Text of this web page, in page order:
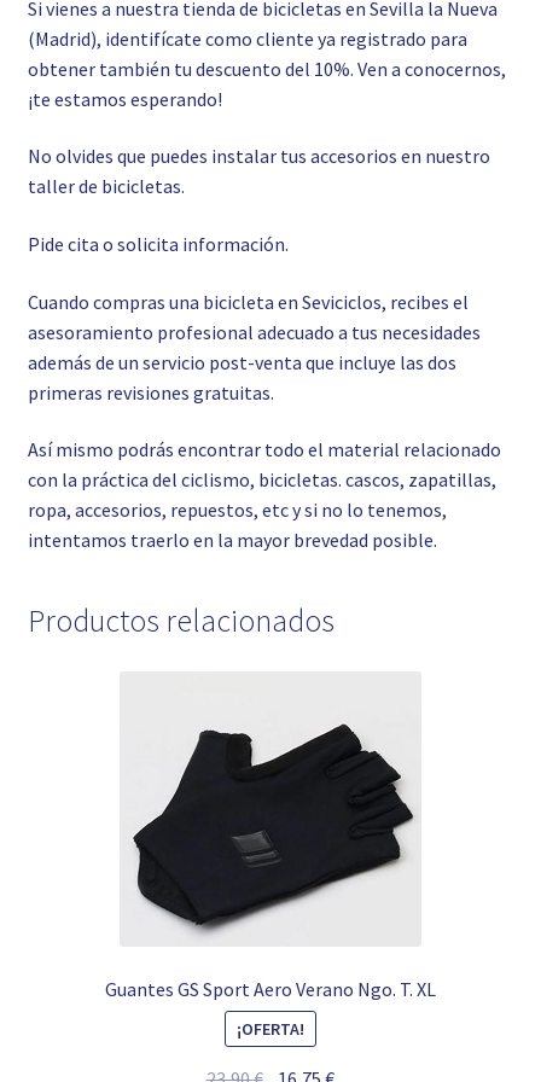
Si vienes a nuestra tienda de bicicletas en Sevilla la Nueva
(Madrid), identifícate como cliente ya registrado para
obtener también tu descuento del 10%. Ven a conocernos,
¡te estamos esperando!
No olvides que puedes instalar tus accesorios en nuestro
taller de bicicletas.
Pide cita o solicita información.
Cuando compras una bicicleta en Seviciclos, recibes el
asesoramiento profesional adecuado a tus necesidades
además de un servicio post-venta que incluye las dos
primeras revisiones gratuitas.
Así mismo podrás encontrar todo el material relacionado
con la práctica del ciclismo, bicicletas. cascos, zapatillas,
ropa, accesorios, repuestos, etc y si no lo tenemos,
intentamos traerlo en la mayor brevedad posible.
Productos relacionados
Guantes GS Sport Aero Verano Ngo. T. XL
¡OFERTA!
El
El